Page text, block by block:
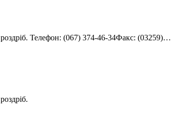
роздріб. Телефон: (067) 374-46-34Факс: (03259)…